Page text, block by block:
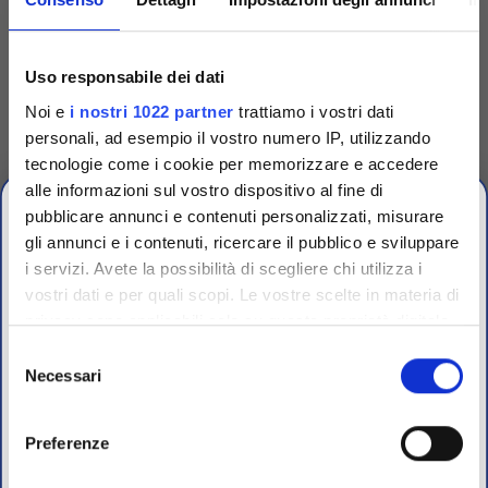
Uso responsabile dei dati
Noi e i nostri 1022 partner trattiamo i vostri dati
personali, ad esempio il vostro numero IP, utilizzando
tecnologie come i cookie per memorizzare e accedere
alle informazioni sul vostro dispositivo al fine di
pubblicare annunci e contenuti personalizzati, misurare
gli annunci e i contenuti, ricercare il pubblico e sviluppare
i servizi. Avete la possibilità di scegliere chi utilizza i
vostri dati e per quali scopi. Le vostre scelte in materia di
privacy sono applicabili solo su questa proprietà digitale
modificare o revocare il proprio consenso in qualsiasi
momento dalla Dichiarazione sui cookie o facendo clic
delNecessari
Preferenze
CodiceTRG90001
dischetti
Dispenser singolo in plastica
per espellere uno a uno i
dischetti dalle cartucce.
Accedi Per visualizzare
prezzi e schede tecniche
CHIUSURA